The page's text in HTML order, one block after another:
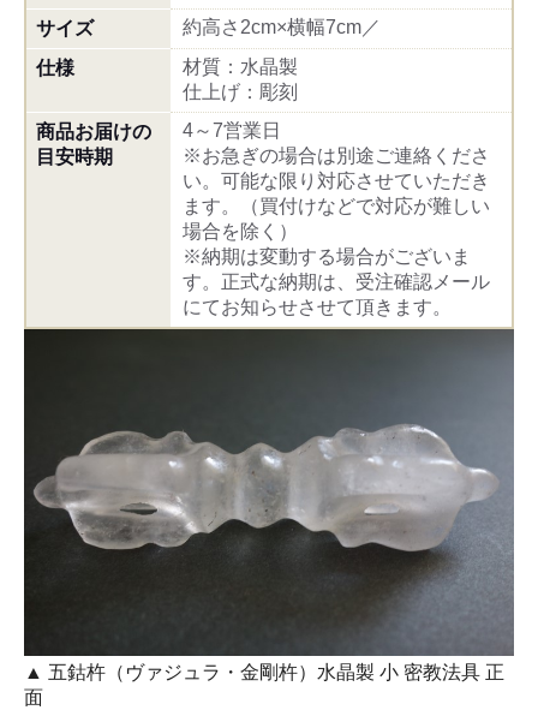
サイズ
約高さ2cm×横幅7cm／
仕様
材質：水晶製
仕上げ：彫刻
商品お届けの
目安時期
4～7営業日
※お急ぎの場合は別途ご連絡くださ
い。可能な限り対応させていただき
ます。（買付けなどで対応が難しい
場合を除く）
※納期は変動する場合がございま
す。正式な納期は、受注確認メール
にてお知らせさせて頂きます。
▲ 五鈷杵（ヴァジュラ・金剛杵）水晶製 小 密教法具 正
面